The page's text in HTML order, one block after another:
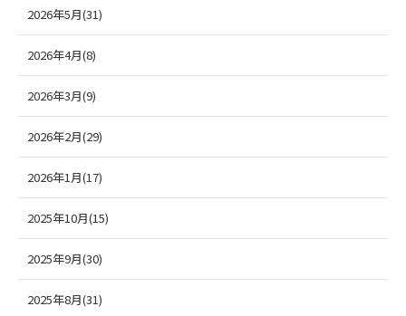
2026年5月(31)
2026年4月(8)
2026年3月(9)
2026年2月(29)
2026年1月(17)
2025年10月(15)
2025年9月(30)
2025年8月(31)